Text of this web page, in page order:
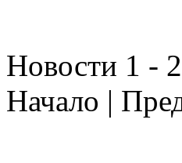
Новости 1 -
Начало |